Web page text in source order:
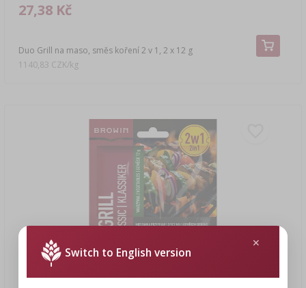
Duo Grill na maso, směs koření 2 v 1, 2 x 12 g
27,38 Kč
1140,83 CZK/kg
Switch to English version